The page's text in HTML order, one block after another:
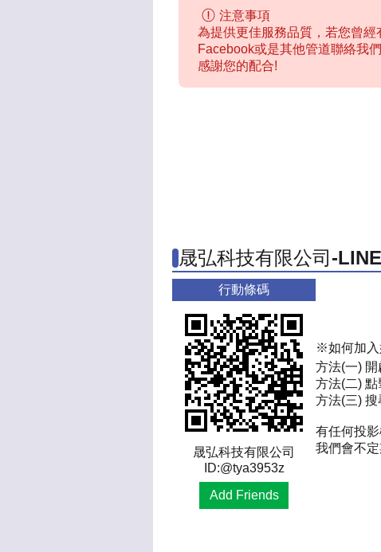
注意事項
為提供更佳服務品質，若您曾經
Facebook或是其他管道聯絡我
感謝您的配合!
晟弘科技有限公司-
行動條碼
晟弘科技有限公司
ID:@tya3953z
Add Friends
※如何加入
方法(一)
方法(二)
方法(三) 搜
有任何投
我們會不